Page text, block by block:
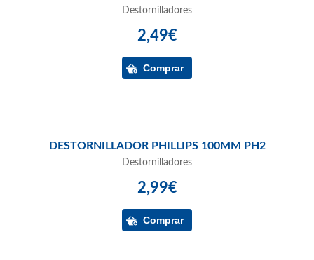
Destornilladores
2,49€
DESTORNILLADOR PHILLIPS 100MM PH2
Destornilladores
2,99€